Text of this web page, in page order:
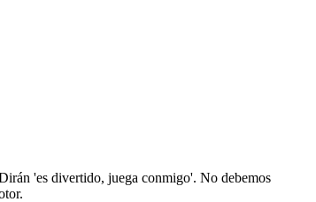
'es divertido, juega conmigo'. No debemos